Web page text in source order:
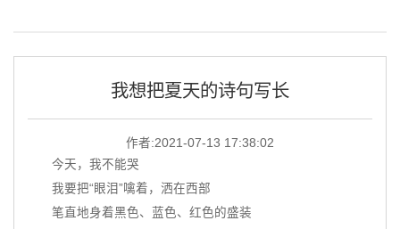
我想把夏天的诗句写长
作者:2021-07-13 17:38:02
今天，我不能哭
我要把“眼泪”噙着，洒在西部
笔直地身着黑色、蓝色、红色的盛装